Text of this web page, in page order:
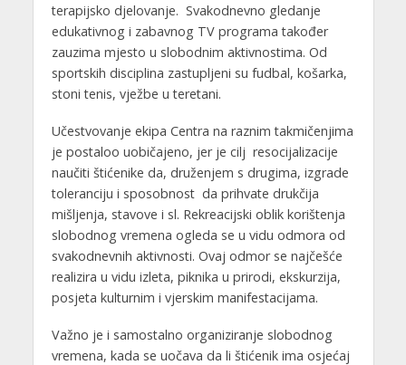
terapijsko djelovanje. Svakodnevno gledanje
edukativnog i zabavnog TV programa također
zauzima mjesto u slobodnim aktivnostima. Od
sportskih disciplina zastupljeni su fudbal, košarka,
stoni tenis, vježbe u teretani.
Učestvovanje ekipa Centra na raznim takmičenjima
je postaloo uobičajeno, jer je cilj resocijalizacije
naučiti štićenike da, druženjem s drugima, izgrade
toleranciju i sposobnost da prihvate drukčija
mišljenja, stavove i sl. Rekreacijski oblik korištenja
slobodnog vremena ogleda se u vidu odmora od
svakodnevnih aktivnosti. Ovaj odmor se najčešće
realizira u vidu izleta, piknika u prirodi, ekskurzija,
posjeta kulturnim i vjerskim manifestacijama.
Važno je i samostalno organiziranje slobodnog
vremena, kada se uočava da li štićenik ima osjećaj